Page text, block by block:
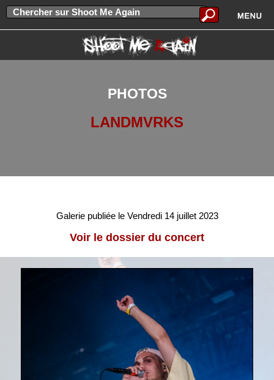
PHOTOS
LANDMVRKS
Galerie publiée le Vendredi 14 juillet 2023
Voir le dossier du concert